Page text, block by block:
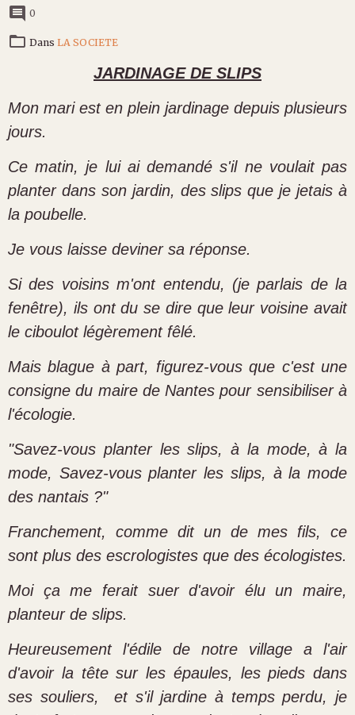
0
Dans LA SOCIETE
JARDINAGE DE SLIPS
Mon mari est en plein jardinage depuis plusieurs
jours.
Ce matin, je lui ai demandé s'il ne voulait pas
planter dans son jardin, des slips que je jetais à
la poubelle.
Je vous laisse deviner sa réponse.
Si des voisins m'ont entendu, (je parlais de la
fenêtre), ils ont du se dire que leur voisine avait
le ciboulot légèrement fêlé.
Mais blague à part, figurez-vous que c'est une
consigne du maire de Nantes pour sensibiliser à
l'écologie.
"Savez-vous planter les slips, à la mode, à la
mode, Savez-vous planter les slips, à la mode
des nantais ?"
Franchement, comme dit un de mes fils, ce
sont plus des escrologistes que des écologistes.
Moi ça me ferait suer d'avoir élu un maire,
planteur de slips.
Heureusement l'édile de notre village a l'air
d'avoir la tête sur les épaules, les pieds dans
ses souliers, et s'il jardine à temps perdu, je